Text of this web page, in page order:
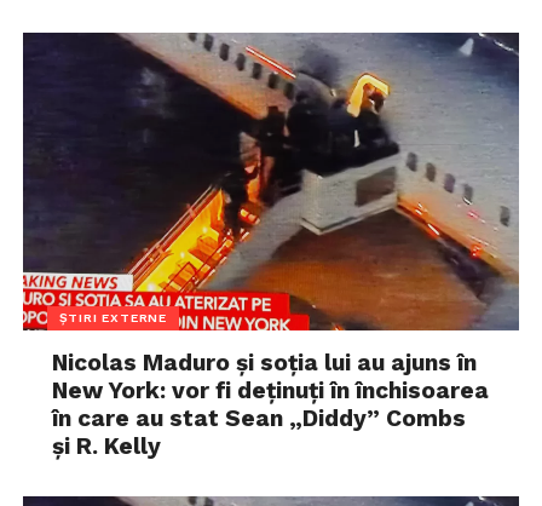
ȘTIRI EXTERNE
Nicolas Maduro și soția lui au ajuns în
New York: vor fi deținuți în închisoarea
în care au stat Sean „Diddy” Combs
și R. Kelly